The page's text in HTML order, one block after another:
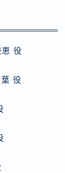
恵 役
役